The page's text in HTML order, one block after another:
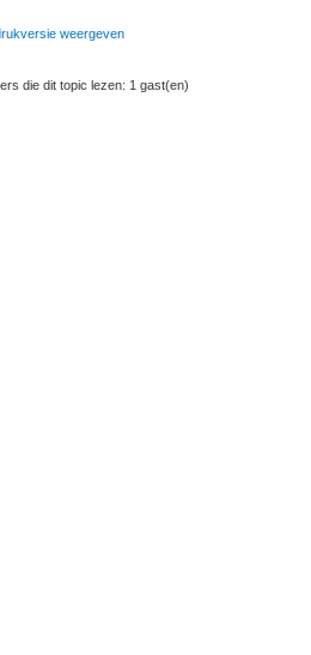
weergeven
die dit topic lezen: 1 gast(en)